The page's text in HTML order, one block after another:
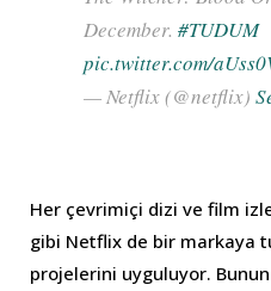
December. #TUDUM
pic.twitter.com/
— Netflix (@netflix)
Her çevrimiçi dizi ve film
gibi Netflix de bir markaya
projelerini uyguluyor.